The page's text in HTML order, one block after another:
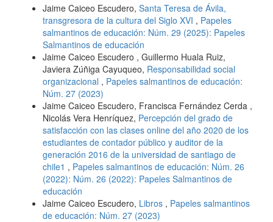
Jaime Caiceo Escudero, Santa Teresa de Ávila,
transgresora de la cultura del Siglo XVI , Papeles
salmantinos de educación: Núm. 29 (2025): Papeles
Salmantinos de educación
Jaime Caiceo Escudero , Guillermo Huala Ruiz,
Javiera Zúñiga Cayuqueo, Responsabilidad social
organizacional , Papeles salmantinos de educación:
Núm. 27 (2023)
Jaime Caiceo Escudero, Francisca Fernández Cerda ,
Nicolás Vera Henríquez, Percepción del grado de
satisfacción con las clases online del año 2020 de los
estudiantes de contador público y auditor de la
generación 2016 de la universidad de santiago de
chile1 , Papeles salmantinos de educación: Núm. 26
(2022): Núm. 26 (2022): Papeles Salmantinos de
educación
Jaime Caiceo Escudero, Libros , Papeles salmantinos
de educación: Núm. 27 (2023)